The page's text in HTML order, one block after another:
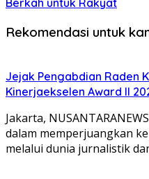
Berkah untuk Rakyat
Rekomendasi untuk
Jejak Pengabdian Raden
Kinerjaekselen Award II
Jakarta,
dalam memperjuangkan
melalui dunia jurnalistik